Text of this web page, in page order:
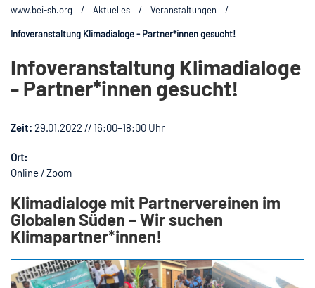
www.bei-sh.org / Aktuelles / Veranstaltungen /
Infoveranstaltung Klimadialoge - Partner*innen gesucht!
Infoveranstaltung Klimadialoge
- Partner*innen gesucht!
Zeit: 29.01.2022 // 16:00–18:00 Uhr
Ort:
Online / Zoom
Klimadialoge mit Partnervereinen im
Globalen Süden – Wir suchen
Klimapartner*innen!